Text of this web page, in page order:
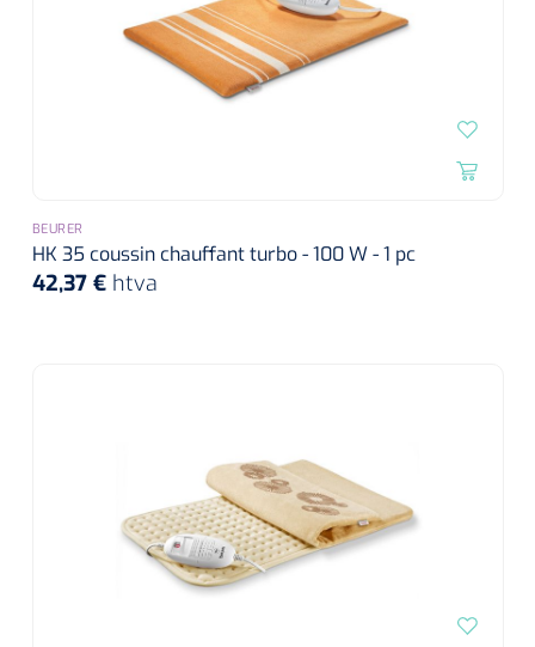
BEURER
HK 35 coussin chauffant turbo - 100 W - 1 pc
42,37 € htva